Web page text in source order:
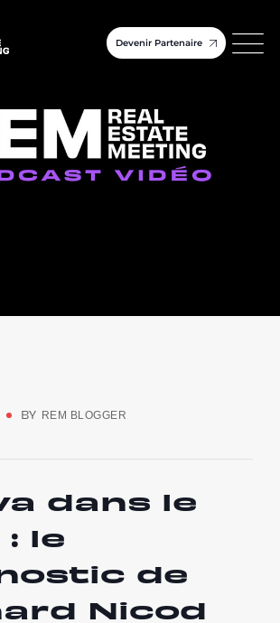
Devenir Partenaire
BY REM BLOGGER
dans le
: le
de
Nicod